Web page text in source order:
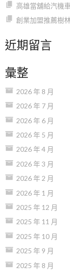
高雄當舖給汽機
創業加盟推薦樹
近期留言
彙整
2026 年 8 月
2026 年 7 月
2026 年 6 月
2026 年 5 月
2026 年 4 月
2026 年 3 月
2026 年 2 月
2026 年 1 月
2025 年 12 月
2025 年 11 月
2025 年 10 月
2025 年 9 月
2025 年 8 月